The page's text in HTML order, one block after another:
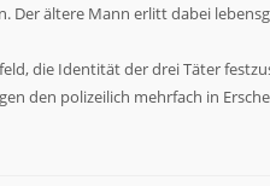
Der ältere Mann erlitt dabei
die Identität der drei Täter
den polizeilich mehrfach in